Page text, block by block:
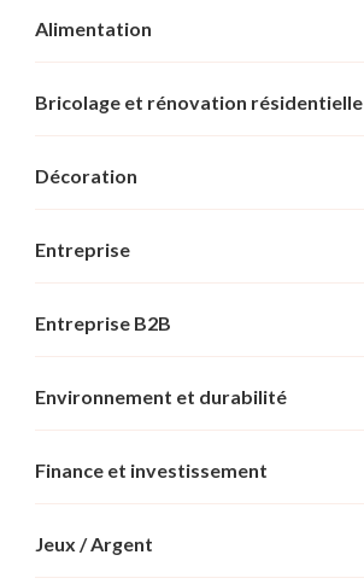
Alimentation
Bricolage et rénovation résidentielle
Décoration
Entreprise
Entreprise B2B
Environnement et durabilité
Finance et investissement
Jeux / Argent